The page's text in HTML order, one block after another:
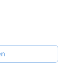
together with
you request,